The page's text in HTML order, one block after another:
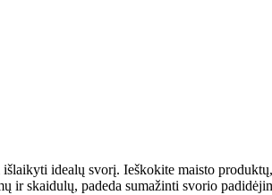
idealų svorį. Ieškokite maisto
skaidulų, padeda sumažinti svorio